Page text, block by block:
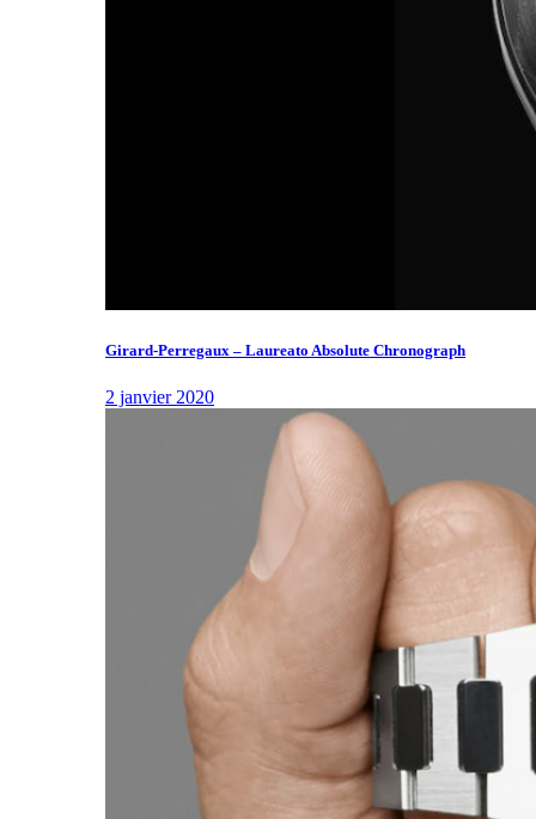
Girard-Perregaux – Laureato Absolute Chronograph
2 janvier 2020